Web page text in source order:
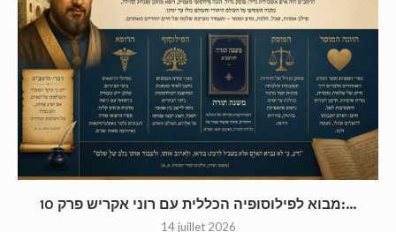
מבוא לפילוסופיה הכללית עם רוני אקריש פרק 10:...
14 juillet 2026